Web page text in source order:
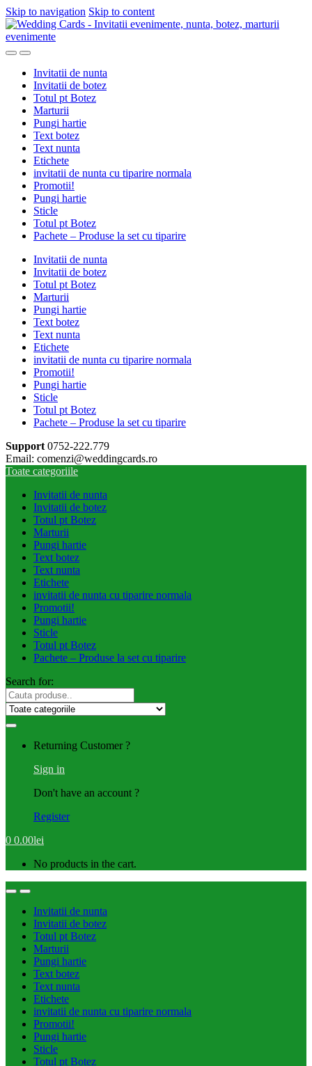
Skip to navigation Skip to content
Invitatii de nunta
Invitatii de botez
Totul pt Botez
Marturii
Pungi hartie
Text botez
Text nunta
Etichete
invitatii de nunta cu tiparire normala
Promotii!
Pungi hartie
Sticle
Totul pt Botez
Pachete – Produse la set cu tiparire
Invitatii de nunta
Invitatii de botez
Totul pt Botez
Marturii
Pungi hartie
Text botez
Text nunta
Etichete
invitatii de nunta cu tiparire normala
Promotii!
Pungi hartie
Sticle
Totul pt Botez
Pachete – Produse la set cu tiparire
Support 0752-222.779
Email: comenzi@weddingcards.ro
Toate categoriile
Invitatii de nunta
Invitatii de botez
Totul pt Botez
Marturii
Pungi hartie
Text botez
Text nunta
Etichete
invitatii de nunta cu tiparire normala
Promotii!
Pungi hartie
Sticle
Totul pt Botez
Pachete – Produse la set cu tiparire
Search for:
Returning Customer ?
Sign in
Don't have an account ?
Register
0 0.00lei
No products in the cart.
Invitatii de nunta
Invitatii de botez
Totul pt Botez
Marturii
Pungi hartie
Text botez
Text nunta
Etichete
invitatii de nunta cu tiparire normala
Promotii!
Pungi hartie
Sticle
Totul pt Botez